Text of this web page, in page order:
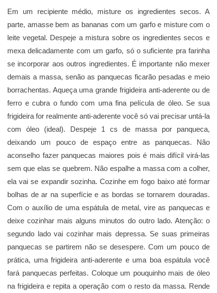
Em um recipiente médio, misture os ingredientes secos. A
parte, amasse bem as bananas com um garfo e misture com o
leite vegetal. Despeje a mistura sobre os ingredientes secos e
mexa delicadamente com um garfo, só o suficiente pra farinha
se incorporar aos outros ingredientes. É importante não mexer
demais a massa, senão as panquecas ficarão pesadas e meio
borrachentas. Aqueça uma grande frigideira anti-aderente ou de
ferro e cubra o fundo com uma fina película de óleo. Se sua
frigideira for realmente anti-aderente você só vai precisar untá-la
com óleo (ideal). Despeje 1 cs de massa por panqueca,
deixando um pouco de espaço entre as panquecas. Não
aconselho fazer panquecas maiores pois é mais difícil virá-las
sem que elas se quebrem. Não espalhe a massa com a colher,
ela vai se expandir sozinha. Cozinhe em fogo baixo até formar
bolhas de ar na superfície e as bordas se tornarem douradas.
Com o auxílio de uma espátula de metal, vire as panquecas e
deixe cozinhar mais alguns minutos do outro lado. Atenção: o
segundo lado vai cozinhar mais depressa. Se suas primeiras
panquecas se partirem não se desespere. Com um pouco de
prática, uma frigideira anti-aderente e uma boa espátula você
fará panquecas perfeitas. Coloque um pouquinho mais de óleo
na frigideira e repita a operação com o resto da massa. Rende